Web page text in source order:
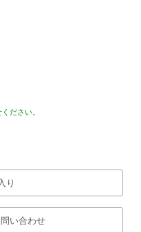
ださい。
り
い合わせ